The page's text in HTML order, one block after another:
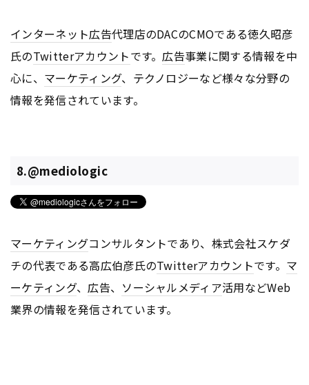
インターネット広告代理店のDACのCMOである徳久昭彦
氏のTwitterアカウントです。 広告事業に関する情報を中
心に、 マーケティング、テクノロジーなど様々な分野の
情報を発信されています。
8.@mediologic
マーケティングコンサルタントであり、株式会社スケダ
チの代表である高広伯彦氏のTwitterアカウントです。 マ
ーケティング、広告、 ソーシャルメディア活用などWeb
業界の情報を発信されています。